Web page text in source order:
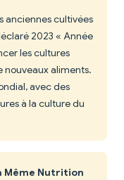
anciennes cultivées
2023 « Année
les cultures
nouveaux aliments.
avec des
à la culture du
Même Nutrition